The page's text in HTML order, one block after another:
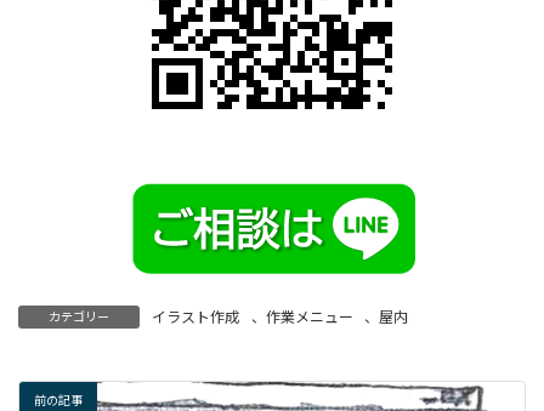
カテゴリー イラスト作成 、 作業メニュー 、 屋内
前の記事